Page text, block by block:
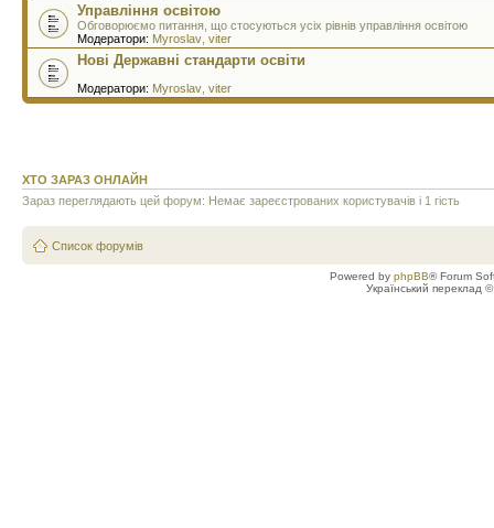
Управління освітою
Обговорюємо питання, що стосуються усіх рівнів управління освітою
Модератори: Myroslav viter
Нові Державні стандарти освіти
Модератори: Myroslav viter
ХТО ЗАРАЗ ОНЛАЙН
Зараз переглядають цей форум: Немає зареєстрованих користувачів і 1 гість
Список форумів
Powered by phpBB® Forum
Український переклад